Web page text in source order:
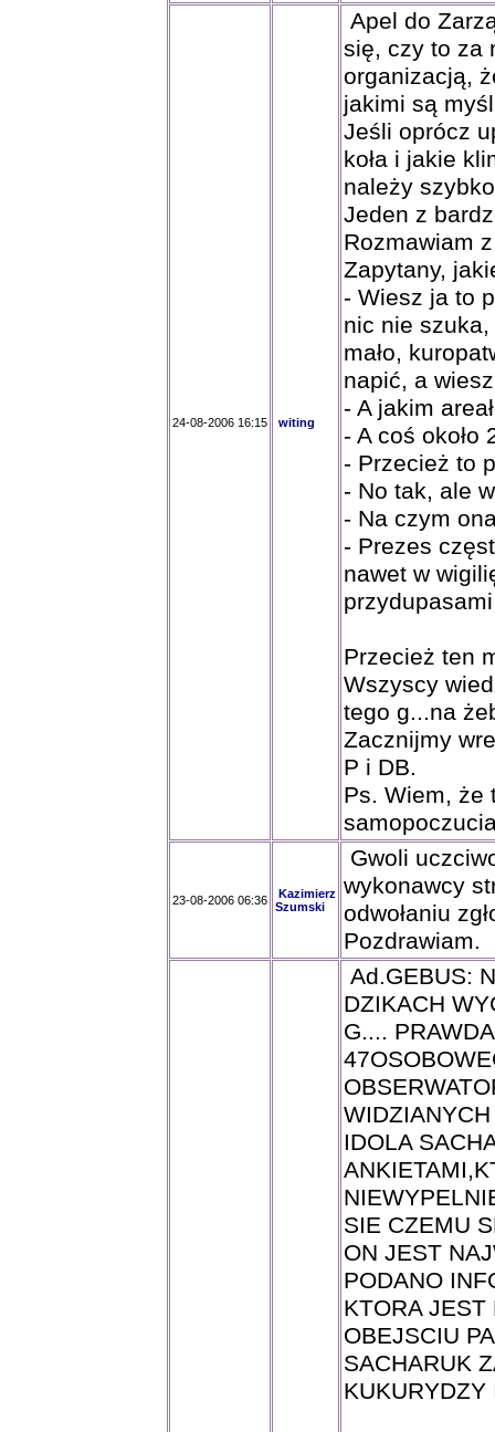
24-08-2006 16:15 witing
Apel do
się, czy to za
organizacją,
jakimi są
Jeśli oprócz
koła i jakie
należy
Jeden z
Rozmawiam
Zapytany,
- Wiesz ja to
nic nie
mało,
napić, a
- A jakim
- A coś około
- Przecież to
- No tak, ale
- Na czym
- Prezes
nawet w
Przecież ten
Wszyscy
tego g...na
Zacznijmy
P i DB.
Ps. Wiem, że
23-08-2006 06:36
Kazimierz
Szumski
Gwoli
wykonawcy
odwołaniu
Pozdrawiam.
Ad.GEBUS:
DZIKACH
G....
IDOLA
SIE CZEMU
ON JEST
PODANO
KTORA JEST
OBEJSCIU
SACHARUK